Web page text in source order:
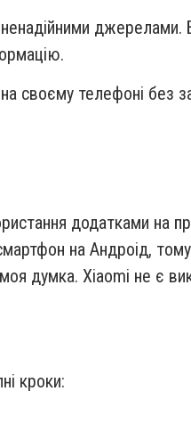
своєму телефоні без
додатками на
на Андроід,
моя думка. Xiaomi не є
кроки: